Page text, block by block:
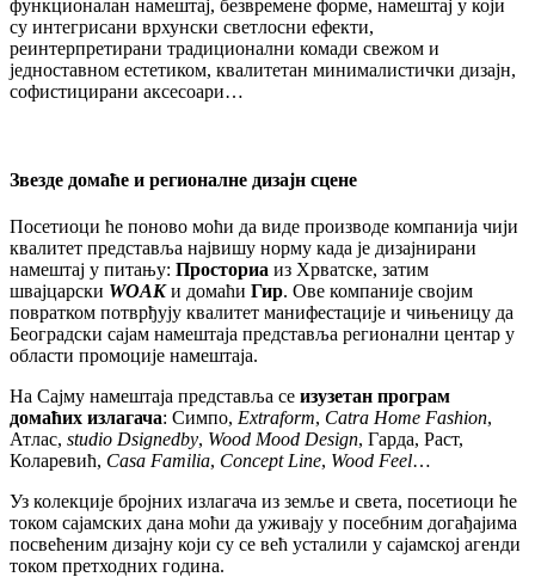
функционалан намештај, безвремене форме, намештај у који
су интегрисани врхунски светлосни ефекти,
реинтерпретирани традиционални комади свежом и
једноставном естетиком, квалитетан минималистички дизајн,
софистицирани аксесоари…
Звезде домаће и регионалне дизајн сцене
Посетиоци ће поново моћи да виде производе компанија чији
квалитет представља највишу норму када је дизајнирани
намештај у питању: Просториа из Хрватске, затим
швајцарски WOAKи домаћи Гир. Ове компаније својим
повратком потврђују квалитет манифестације и чињеницу да
Београдски сајам намештаја представља регионални центар у
области промоције намештаја.
На Сајму намештаја представља се изузетан програм
домаћих излагача: Симпо, Extraform, Catra Home Fashion,
Атлас, studio Dsignedby, Wood Mood Design, Гарда, Раст,
Коларевић, Casa Familia, Concept Line, Wood Feel…
Уз колекције бројних излагача из земље и света, посетиоци ће
током сајамских дана моћи да уживају у посебним догађајима
посвећеним дизајну који су се већ усталили у сајамској агенди
током претходних година.